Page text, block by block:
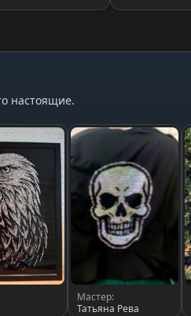
настоящие.
Мастер:
Татьяна Рева